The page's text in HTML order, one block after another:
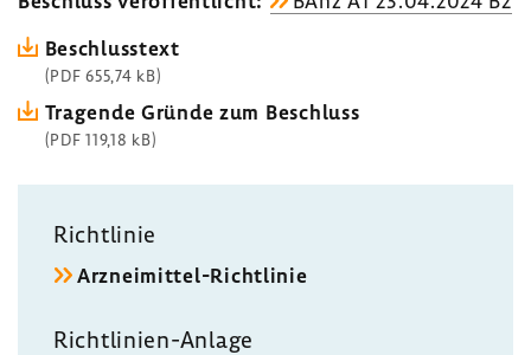
Beschluss­text
(PDF 655,74 kB)
Tragende Gründe zum Beschluss
(PDF 119,18 kB)
Richt­linie
Arzneimittel-​Richtlinie
Richtlinien-​Anlage